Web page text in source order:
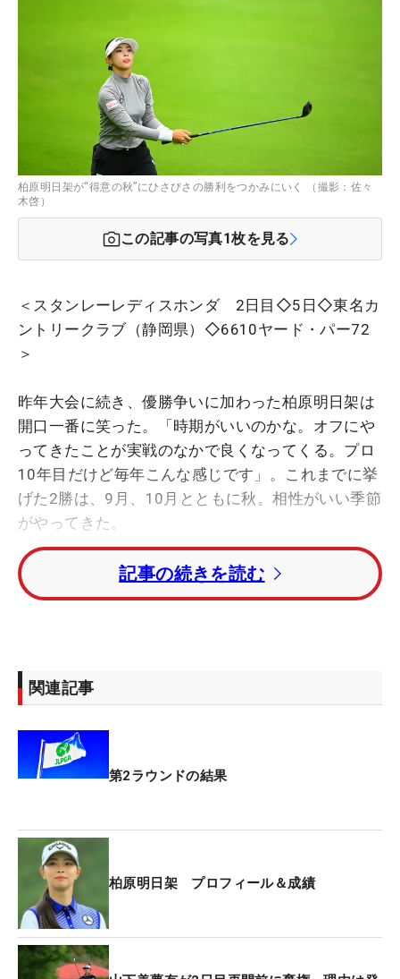
柏原明日架が“得意の秋”にひさびさの勝利をつかみにいく （撮影：佐々
木啓）
この記事の写真1枚を見る
＜スタンレーレディスホンダ 2日目◇5日◇東名カ
ントリークラブ（静岡県）◇6610ヤード・パー72
＞
昨年大会に続き、優勝争いに加わった柏原明日架は
開口一番に笑った。「時期がいいのかな。オフにや
ってきたことが実戦のなかで良くなってくる。プロ
10年目だけど毎年こんな感じです」。これまでに挙
げた2勝は、9月、10月とともに秋。相性がいい季節
がやってきた。
フェードヒッターになって3年目、森守洋コーチの
指導を受けてからは2年目になる。「（昨年は）練
き合うことができて、自分のことを分析できるよう
になってきた」。メルセデス・ランキングは46位に
とができている。
「70」でプレーした。トータル7アンダー・8位につ
けたが、「18番と2番の3パットボギーがもったいな
かった。もったいないことをしたら上に追いつけな
いので、最終日はそういう一打がないようにした
い」と一日の振り返りは反省からだった。
記事の続きを読む
関連記事
第2ラウンドの結果
柏原明日架 プロフィール＆成績